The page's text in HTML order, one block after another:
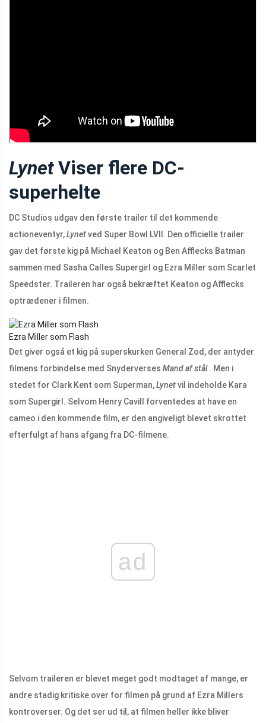
LynetViser flere DC-
superhelte
DC Studios udgav den første trailer til det kommende
actioneventyr,Lynetved Super Bowl LVII. Den officielle trailer
gav det første kig på Michael Keaton og Ben Afflecks Batman
sammen med Sasha Calles Supergirl og Ezra Miller som Scarlet
Speedster. Traileren har også bekræftet Keaton og Afflecks
optrædener i filmen.
Ezra Miller som Flash
Det giver også et kig på superskurken General Zod, der antyder
filmens forbindelse med Snyderverses Mand af stål. Men i
stedet for Clark Kent som Superman,Lynetvil indeholde Kara
som Supergirl. Selvom Henry Cavill forventedes at have en
cameo i den kommende film, er den angiveligt blevet skrottet
efterfulgt af hans afgang fra DC-filmene.
ad
Selvom traileren er blevet meget godt modtaget af mange, er
andre stadig kritiske over for filmen på grund af Ezra Millers
kontroverser. Og det ser ud til, at filmen heller ikke bliver